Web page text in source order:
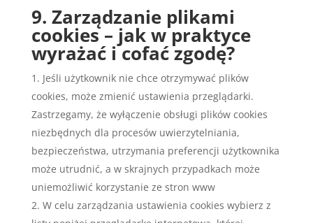
9. Zarządzanie plikami
cookies – jak w praktyce
wyrażać i cofać zgodę?
Jeśli użytkownik nie chce otrzymywać plików
cookies, może zmienić ustawienia przeglądarki.
Zastrzegamy, że wyłączenie obsługi plików cookies
niezbędnych dla procesów uwierzytelniania,
bezpieczeństwa, utrzymania preferencji użytkownika
może utrudnić, a w skrajnych przypadkach może
uniemożliwić korzystanie ze stron www
W celu zarządzania ustawienia cookies wybierz z